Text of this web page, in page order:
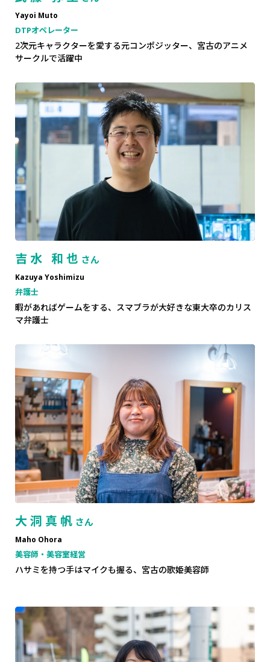
Yayoi Muto
DTPオペレーター
2次元キャラクターを愛する元コンポジッター、宮古のアニメ
サークルで活躍中
吉水 和也 さん
Kazuya Yoshimizu
弁護士
暇があればゲームをする、スマブラが大好きな東大卒のカリス
マ弁護士
大洞真帆 さん
Maho Ohora
美容師・美容室経営
ハサミを持つ手はマイクも握る、宮古の歌姫美容師